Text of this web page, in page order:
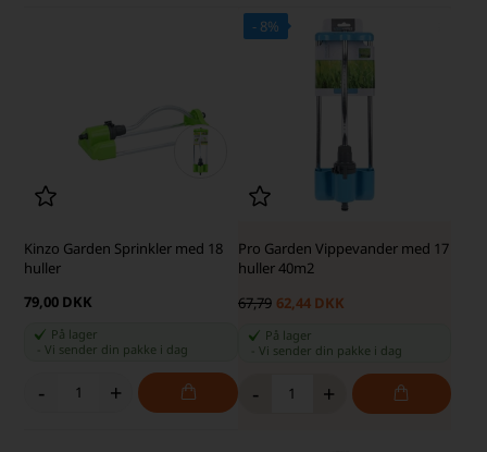
Kinzo Garden Sprinkler med 18
huller
79,00 DKK
På lager
-Vi sender din pakke i dag
- +
- 8%
Pro Garden Vippevander med 17
huller 40m2
67,79 62,44 DKK
På lager
Vi sender din pakke i dag
- +